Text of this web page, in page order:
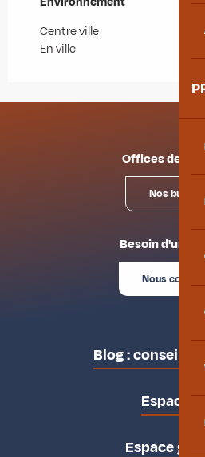
Centre ville
En ville
Offices de
Nos bureaux
Besoin d'un
Nous
Blog : conseils
Espace
Espace